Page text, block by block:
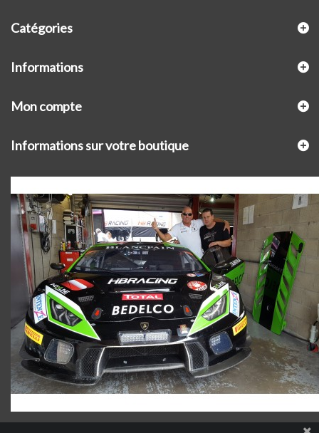
Catégories
Informations
Mon compte
Informations sur votre boutique